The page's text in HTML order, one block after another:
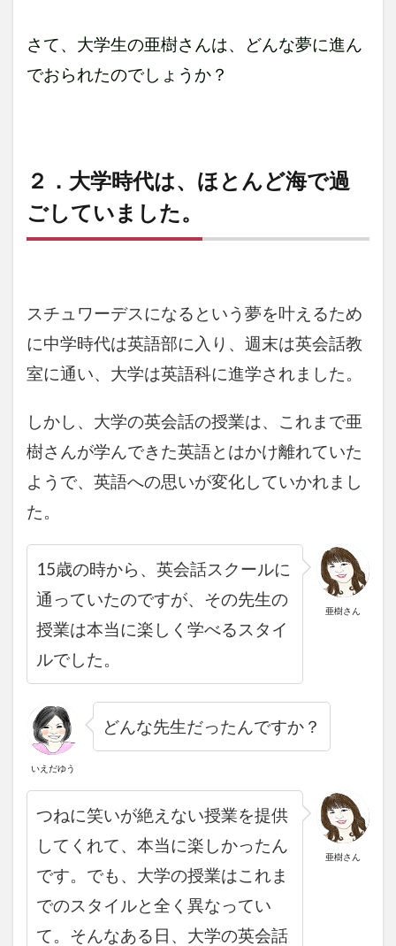
さて、大学生の亜樹さんは、どんな夢に進ん
でおられたのでしょうか？
２．大学時代は、ほとんど海で過
ごしていました。
スチュワーデスになるという夢を叶えるため
に中学時代は英語部に入り、週末は英会話教
室に通い、大学は英語科に進学されました。
しかし、大学の英会話の授業は、これまで亜
樹さんが学んできた英語とはかけ離れていた
ようで、英語への思いが変化していかれまし
た。
亜樹さん
15歳の時から、英会話スクールに
通っていたのですが、その先生の
授業は本当に楽しく学べるスタイ
ルでした。
いえだゆう
どんな先生だったんですか？
亜樹さん
つねに笑いが絶えない授業を提供
してくれて、本当に楽しかったん
です。でも、大学の授業はこれま
でのスタイルと全く異なってい
て。 そんなある日、大学の英会話